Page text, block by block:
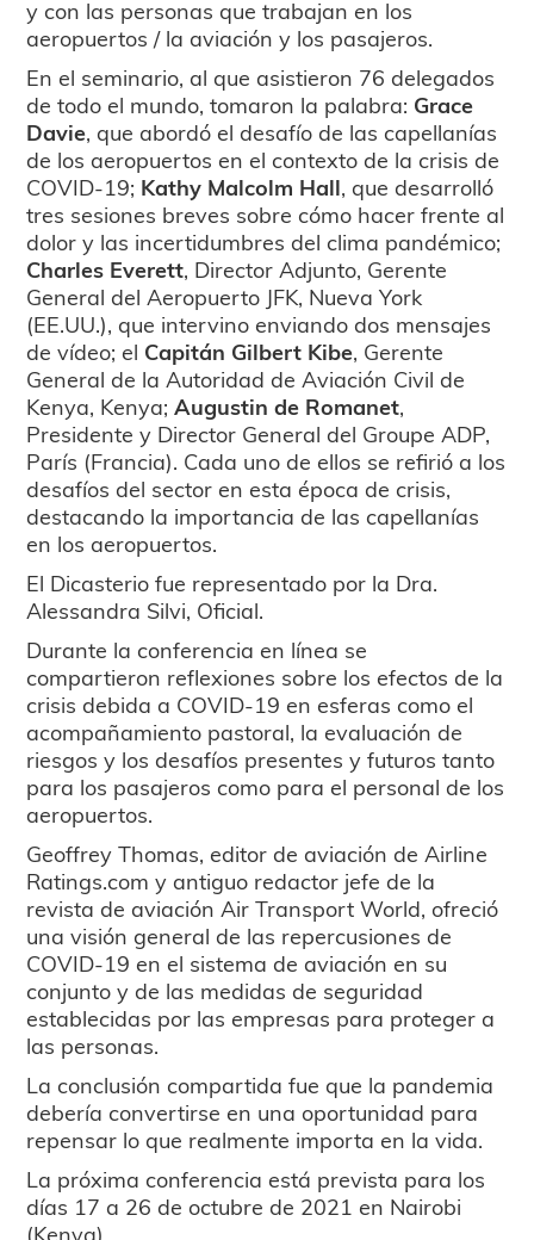
y con las personas que trabajan en los
aeropuertos / la aviación y los pasajeros.
En el seminario, al que asistieron 76 delegados
de todo el mundo, tomaron la palabra: Grace
Davie, que abordó el desafío de las capellanías
de los aeropuertos en el contexto de la crisis de
COVID-19; Kathy Malcolm Hall, que desarrolló
tres sesiones breves sobre cómo hacer frente al
dolor y las incertidumbres del clima pandémico;
Charles Everett, Director Adjunto, Gerente
General del Aeropuerto JFK, Nueva York
(EE.UU.), que intervino enviando dos mensajes
de vídeo; el Capitán Gilbert Kibe, Gerente
General de la Autoridad de Aviación Civil de
Kenya, Kenya;Augustin de Romanet,
Presidente y Director General del Groupe ADP,
París (Francia). Cada uno de ellos se refirió a los
desafíos del sector en esta época de crisis,
destacando la importancia de las capellanías
en los aeropuertos.
El Dicasterio fue representado por la Dra.
Alessandra Silvi, Oficial.
Durante la conferencia en línea se
compartieron reflexiones sobre los efectos de la
crisis debida a COVID-19 en esferas como el
acompañamiento pastoral, la evaluación de
riesgos y los desafíos presentes y futuros tanto
para los pasajeros como para el personal de los
aeropuertos.
Geoffrey Thomas, editor de aviación de Airline
Ratings.com y antiguo redactor jefe de la
revista de aviación Air Transport World, ofreció
una visión general de las repercusiones de
COVID-19 en el sistema de aviación en su
conjunto y de las medidas de seguridad
establecidas por las empresas para proteger a
las personas.
La conclusión compartida fue que la pandemia
debería convertirse en una oportunidad para
repensar lo que realmente importa en la vida.
La próxima conferencia está prevista para los
días 17 a 26 de octubre de 2021 en Nairobi
(Kenya).